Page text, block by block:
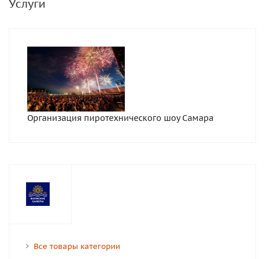
Услуги
Организация пиротехнического шоу Самара
Все товары категории